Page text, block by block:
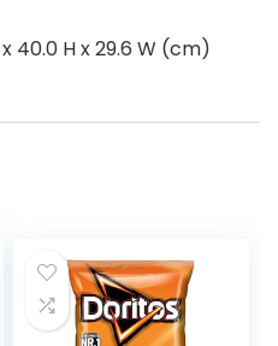
40.0 H x 29.6 W (cm)